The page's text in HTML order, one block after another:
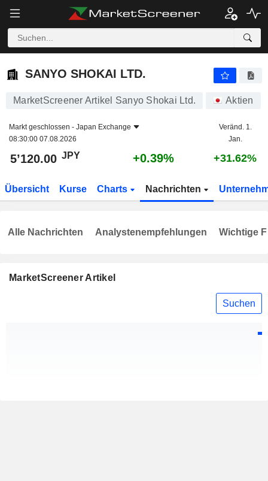
SANYO SHOKAI LTD.
SANYO SHOKAI LTD.
MarketScreener Artikel Sanyo Shokai Ltd. Aktien
Markt geschlossen - Japan Exchange
08:30:00 07.08.2026
Veränd. 1.
Jan.
5’120.00 JPY +0.39% +31.62%
Übersicht Kurse Charts Nachrichten
MarketScreener Artikel
Suchen
Alle Nachrichten Analystenempfehlungen Wichtige